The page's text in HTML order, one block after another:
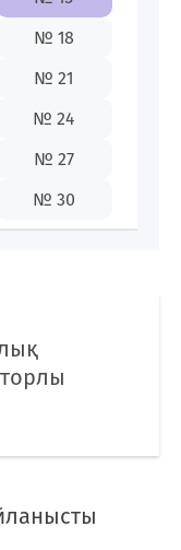
№ 18
№ 21
№ 24
№ 27
№ 30